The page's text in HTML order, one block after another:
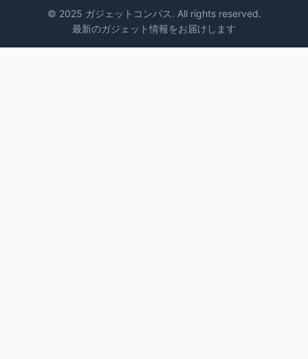
© 2025 ガジェットコンパス. All rights reserved.
最新のガジェット情報をお届けします